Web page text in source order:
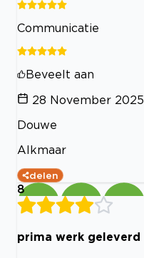
Communicatie
Beveelt aan
28 November 2025
Douwe
Alkmaar
delen
8
prima werk geleverd